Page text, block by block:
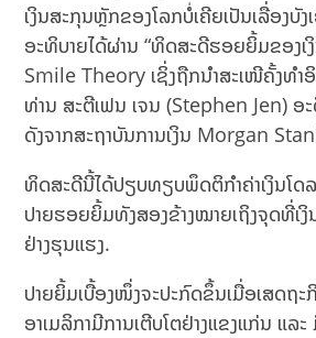
ເງິນສະກຸນຫຼັກຂອງໂລກບໍ່ເຄີຍເປັນເລື່ອງບັ
ອະທິບາຍໄດ້ຜ່ານ “ທິດສະດີຮອຍຍິ້ມຂອງເ
Smile Theory ເຊິ່ງຖືກນຳສະເໜີຄັ້ງທຳ
ທ່ານ ສະຕີເຟນ ເຈນ (Stephen Jen) ອ
ດັງຈາກສະຖາບັນການເງິນ Morgan
ທິດສະດີນີ້ໄດ້ປຽບທຽບພຶດຕິກຳຄ່າເງິນໂດ
ປາຍຮອຍຍິ້ມທັງສອງຂ້າງໝາຍເຖິງຈຸດທີ່ເງິ
ຢ່າງຮຸນແຮງ.
ປາຍຍິ້ມເບື້ອງໜຶ່ງຈະປະກົດຂຶ້ນເມື່ອເສດຖ
ອາເມລິກາມີການເຕີບໂຕຢ່າງແຂງແກ່ນ ແລ